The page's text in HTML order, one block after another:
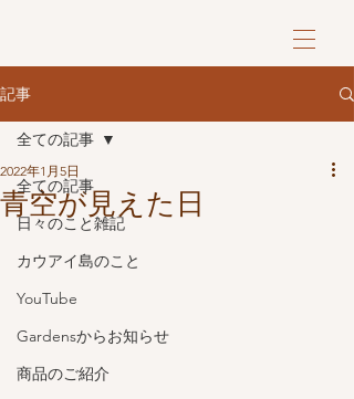
記事
全ての記事
日々のこと雑記
カウアイ島のこと
YouTube
Gardensからお知らせ
商品のご紹介
全ての記事
青空が見えた日
2022年1月5日